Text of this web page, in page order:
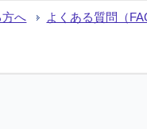
へ よくある質問（